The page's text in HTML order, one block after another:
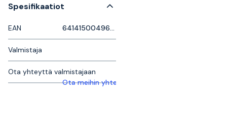
Spesifikaatiot
EAN 6414150049637
Valmistaja
Ota yhteyttä valmistajaan
Ota meihin yhteyttä saadaksesi lisätietoja